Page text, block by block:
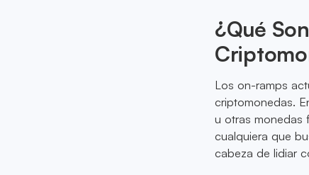
¿Qué
Los on-ramps
criptomonedas.
u otras monedas
cualquiera que
cabeza de lidiar